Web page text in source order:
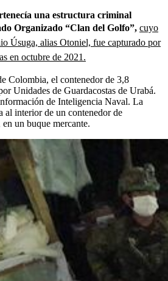
una estructura criminal
Organizado “Clan del Golfo”, cuyo
Úsuga, alias Otoniel, fue capturado por
en octubre de 2021.
Colombia, el contenedor de 3,8
Unidades de Guardacostas de Urabá.
de Inteligencia Naval. La
al interior de un contenedor de
un buque mercante.